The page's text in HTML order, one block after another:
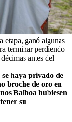
etapa, ganó algunas
terminar perdiendo
antes del
haya privado de
broche de oro en
Balboa hubiesen
su